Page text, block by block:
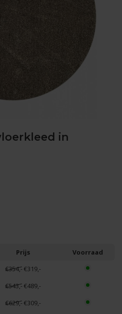
in
Prijs
Voorraad
€354,-€319,-
€543,-€489,-
€629,-€309,-